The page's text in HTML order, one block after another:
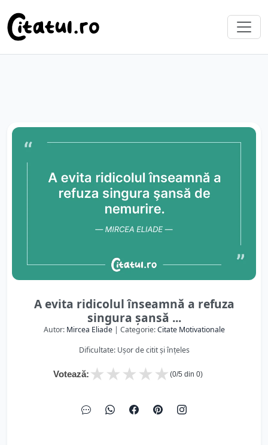
A evita ridicolul înseamnă a refuza
singura şansă ...
Autor: Mircea Eliade| Categorie:Citate Motivationale
Dificultate: Ușor de citit și înțeles
Votează: ★
★
★
★
★ (0/5 din 0)